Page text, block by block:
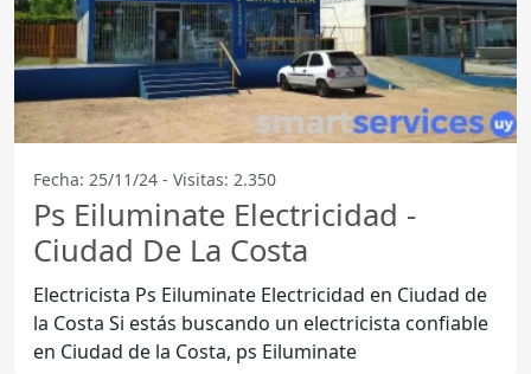
Fecha: 25/11/24 - Visitas: 2.350
Ps Eiluminate Electricidad -
Ciudad De La Costa
Electricista Ps Eiluminate Electricidad en Ciudad de
la Costa Si estás buscando un electricista confiable
en Ciudad de la Costa, ps Eiluminate